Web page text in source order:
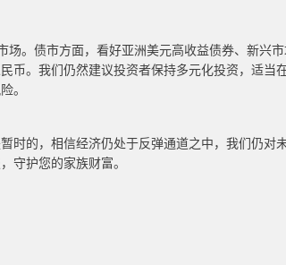
。债市方面，看好亚洲美元高收益债券、新兴
币。我们仍然建议投资者保持多元化投资，适当
。
时的，相信经济仍处于反弹通道之中，我们仍对
守护您的家族财富。